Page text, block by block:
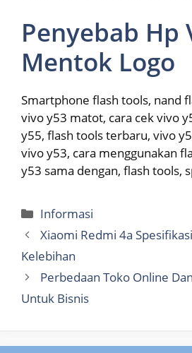
Penyebab Hp
Mentok Logo
Smartphone flash tools, nand
vivo y53 matot, cara cek vivo
y55, flash tools terbaru, vivo
vivo y53, cara menggunakan
y53 sama dengan, flash tools,
Categories
Informasi
Xiaomi Redmi 4a
Kelebihan
Perbedaan Toko Online
Untuk Bisnis